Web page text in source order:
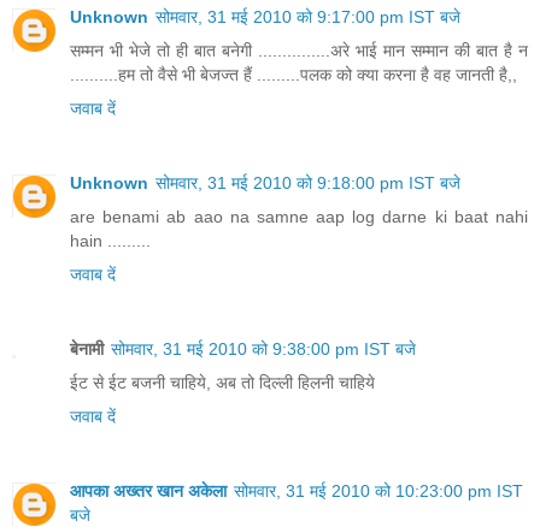
Unknown सोमवार, 31 मई 2010 को 9:17:00 pm IST बजे
सम्मन भी भेजे तो ही बात बनेगी ...............अरे भाई मान सम्मान की बात है न
..........हम तो वैसे भी बेजज्त हैं .........पलक को क्या करना है वह जानती है,,
जवाब दें
Unknown सोमवार, 31 मई 2010 को 9:18:00 pm IST बजे
are benami ab aao na samne aap log darne ki baat nahi
hain .........
जवाब दें
बेनामी सोमवार, 31 मई 2010 को 9:38:00 pm IST बजे
ईट से ईट बजनी चाहिये, अब तो दिल्ली हिलनी चाहिये
जवाब दें
आपका अख्तर खान अकेला सोमवार, 31 मई 2010 को 10:23:00 pm IST
बजे